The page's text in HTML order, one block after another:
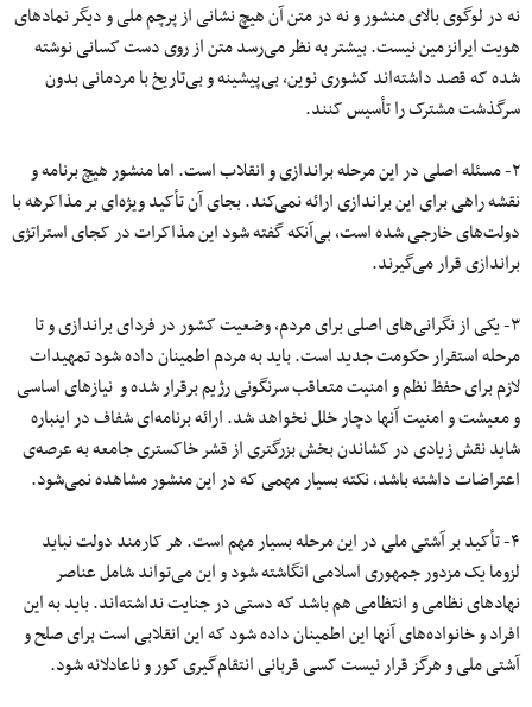
نه در لوگوی بالای منشور و نه در متن آن هیچ نشانی از پرچم ملی و دیگر نمادهای
هویت ایرانزمین نیست. بیشتر به نظر می‌رسد متن از روی دست کسانی نوشته
شده که قصد داشته‌اند کشوری نوین، بی‌پیشینه و بی‌تاریخ با مردمانی بدون
سرگذشت مشترک را تأسیس کنند.
۲- مسئله اصلی در این مرحله براندازی و انقلاب است. اما منشور هیچ برنامه و
نقشه راهی برای این براندازی ارائه نمی‌کند. بجای آن تأکید ویژه‌ای بر مذاکرهه با
دولت‌های خارجی شده است، بی‌آنکه گفته شود این مذاکرات در کجای استراتژی
براندازی قرار می‌گیرند.
۳- یکی از نگرانی‌های اصلی برای مردم، وضعیت کشور در فردای براندازی و تا
مرحله استقرار حکومت جدید است. باید به مردم اطمینان داده شود تمهیدات
لازم برای حفظ نظم و امنیت متعاقب سرنگونی رژیم برقرار شده و نیازهای اساسی
و معیشت و امنیت آنها دچار خلل نخواهد شد. ارائه برنامه‌ای شفاف در اینباره
شاید نقش زیادی در کشاندن بخش بزرگتری از قشر خاکستری جامعه به عرصه‌ی
اعتراضات داشته باشد، نکته بسیار مهمی که در این منشور مشاهده نمی‌شود.
۴- تأکید بر آشتی ملی در این مرحله بسیار مهم است. هر کارمند دولت نباید
لزوما یک مزدور جمهوری اسلامی انگاشته شود و این می‌تواند شامل عناصر
نهادهای نظامی و انتظامی هم باشد که دستی در جنایت نداشته‌اند. باید به این
افراد و خانواده‌های آنها این اطمینان داده شود که این انقلابی است برای صلح و
آشتی ملی و هرگز قرار نیست کسی قربانی انتقام‌گیری کور و ناعادلانه شود.